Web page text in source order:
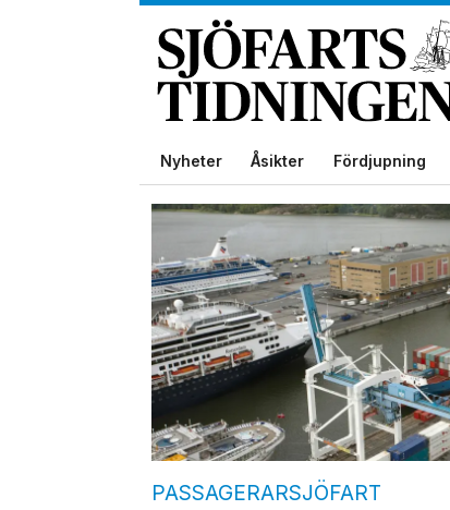
Nyheter Åsikter Fördjupning
nordin
PASSAGERARSJÖFART